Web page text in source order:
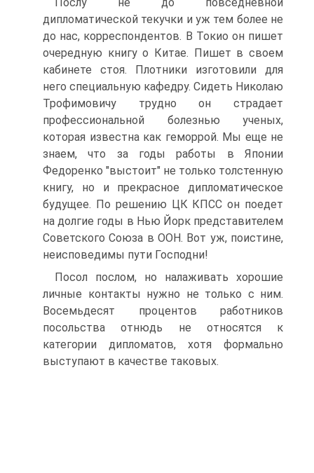
дипломатической текучки и уж тем более не
до нас, корреспондентов. В Токио он пишет
очередную книгу о Китае. Пишет в своем
кабинете стоя. Плотники изготовили для
него специальную кафедру. Сидеть Николаю
Трофимовичу трудно он страдает
профессиональной болезнью ученых,
которая известна как геморрой. Мы еще не
знаем, что за годы работы в Японии
Федоренко "выстоит" не только толстенную
книгу, но и прекрасное дипломатическое
будущее. По решению ЦК КПСС он поедет
на долгие годы в Нью Йорк представителем
Советского Союза в ООН. Вот уж, поистине,
неисповедимы пути Господни!
Посол послом, но налаживать хорошие
личные контакты нужно не только с ним.
Восемьдесят процентов работников
посольства отнюдь не относятся к
категории дипломатов, хотя формально
выступают в качестве таковых.